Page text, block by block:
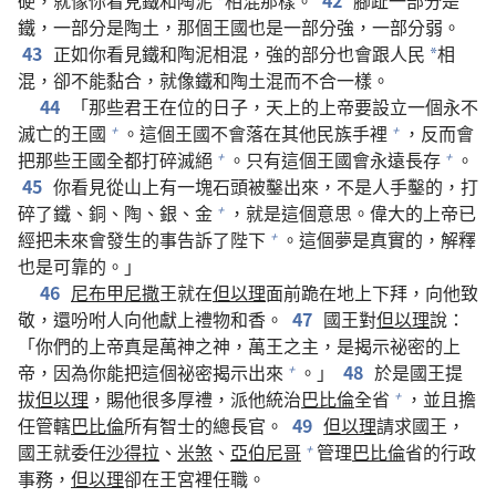
鐵，一部分是陶土，那個王國也是一部分強，一部分弱。
43 正如你看見鐵和陶泥相混，強的部分也會跟人民 *相
混，卻不能黏合，就像鐵和陶土混而不合一樣。
44
「那些君王在位的日子，天上的上帝要設立一個永不
滅亡的王國 + 。這個王國不會落在其他民族手裡 +
，反而會
把那些王國全都打碎滅絕 + 。只有這個王國會永遠長存 + 。
45 你看見從山上有一塊石頭被鑿出來，不是人手鑿的，打
碎了鐵、銅、陶、銀、金 +
，就是這個意思。偉大的上帝已
經把未來會發生的事告訴了陛下 + 。這個夢是真實的，解釋
也是可靠的。」
46 尼布甲尼撒王就在但以理面前跪在地上下拜，向他致
敬，還吩咐人向他獻上禮物和香。 47 國王對但以理說：
「你們的上帝真是萬神之神，萬王之主，是揭示祕密的上
帝，因為你能把這個祕密揭示出來 + 。」 48 於是國王提
拔但以理 ，賜他很多厚禮，派他統治巴比倫全省 +
，並且擔
任管轄巴比倫所有智士的總長官。 49 但以理請求國王，
國王就委任沙得拉 、 米煞 、 亞伯尼哥 + 管理巴比倫省的行政
事務， 但以理卻在王宮裡任職。